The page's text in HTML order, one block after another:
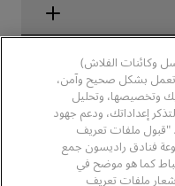
وكائنات الفلاش)
تعمل بشكل صحيح وآمن،
وتخصيصها، وتحليل
إعداداتك، ودعم جهود
"قبول ملفات تعريف
فنادق راديسون جمع
كما هو موضح في
ملفات تعريف